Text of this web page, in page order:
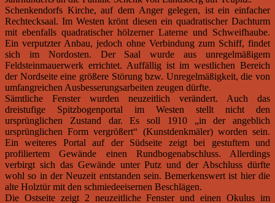
Schenkendorfs Kirche, auf dem Anger gelegen, ist ein einfacher
Rechtecksaal. Im Westen krönt diesen ein quadratischer Dachturm
mit ebenfalls quadratischer hölzerner Laterne und Schweifhaube.
Ein verputzter Anbau, jedoch ohne Verbindung zum Schiff, findet
sich im Nordosten. Der Saal wurde aus unregelmäßigem
Feldsteinmauerwerk errichtet. Auffällig ist im westlichen Bereich
der Nordseite eine größere Störung bzw. Unregelmäßigkeit, die von
umfangreichen Ausbesserungsarbeiten zeugen dürfte.
Sämtliche Fenster wurden neuzeitlich verändert. Auch das
dreistufige Spitzbogenportal im Westen stellt nicht den
ursprünglichen Zustand dar. Es soll 1910 „in der angeblich
ursprünglichen Form vergrößert“ (Kunstdenkmäler) worden sein.
Ein weiteres Portal auf der Südseite zeigt bei gestuftem und
profiliertem Gewände einen Rundbogenabschluss. Allerdings
verbirgt sich das Gewände unter Putz und der Abschluss dürfte
wohl so in der Neuzeit entstanden sein. Bemerkenswert ist hier die
alte Holztür mit den schmiedeeisernen Beschlägen.
Die Ostseite zeigt 2 neuzeitliche Fenster und einen Okulus im